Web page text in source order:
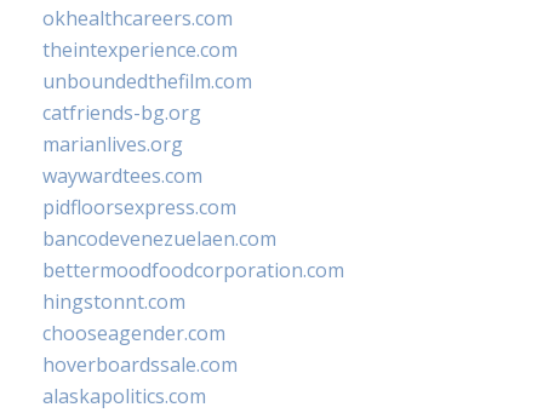
okhealthcareers.com
theintexperience.com
unboundedthefilm.com
catfriends-bg.org
marianlives.org
waywardtees.com
pidfloorsexpress.com
bancodevenezuelaen.com
bettermoodfoodcorporation.com
hingstonnt.com
chooseagender.com
hoverboardssale.com
alaskapolitics.com